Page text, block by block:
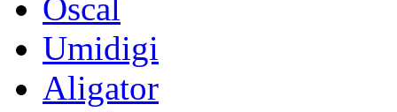
Oscal
Umidigi
Aligator